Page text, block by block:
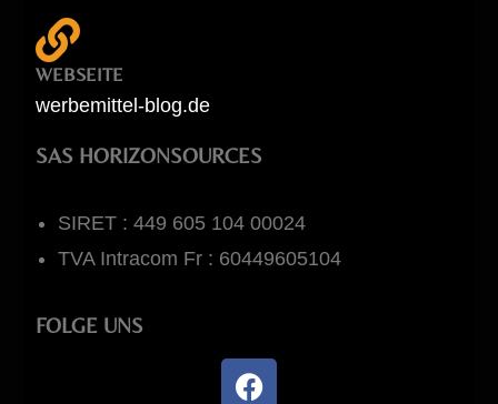
WEBSEITE
werbemittel-blog.de
SAS HORIZONSOURCES
SIRET : 449 605 104 00024
TVA Intracom Fr : 60449605104
FOLGE UNS